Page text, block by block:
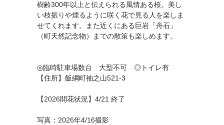
樹齢300年以上と伝えられる風情ある桜。美し
い枝振りや煙るように咲く花で見る人を楽しま
せてくれます。また近くにある巨岩「舟石」
（町天然記念物）までの散策も楽しめます。
◎臨時駐車場数台 大型不可 ◎トイレ有
【住所】飯綱町袖之山521-3
【2026開花状況】4/21 終了
写真：2026年4/16撮影